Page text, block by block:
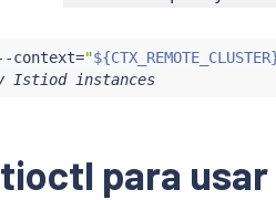
context="
Istiod instances
para